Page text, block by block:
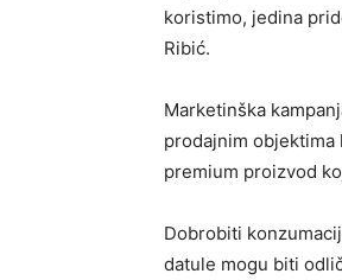
koristimo, jedina
Ribić.
Marketinška
prodajnim objektima
premium proizvod
Dobrobiti
datule mogu biti